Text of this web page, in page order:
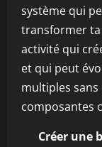
système qui
transformer ta
activité qui
et qui peut
multiples sans
composantes
Créer une